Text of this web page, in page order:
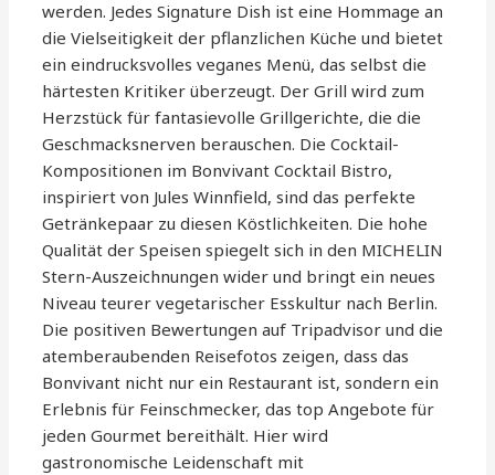
werden. Jedes Signature Dish ist eine Hommage an
die Vielseitigkeit der pflanzlichen Küche und bietet
ein eindrucksvolles veganes Menü, das selbst die
härtesten Kritiker überzeugt. Der Grill wird zum
Herzstück für fantasievolle Grillgerichte, die die
Geschmacksnerven berauschen. Die Cocktail-
Kompositionen im Bonvivant Cocktail Bistro,
inspiriert von Jules Winnfield, sind das perfekte
Getränkepaar zu diesen Köstlichkeiten. Die hohe
Qualität der Speisen spiegelt sich in den MICHELIN
Stern-Auszeichnungen wider und bringt ein neues
Niveau teurer vegetarischer Esskultur nach Berlin.
Die positiven Bewertungen auf Tripadvisor und die
atemberaubenden Reisefotos zeigen, dass das
Bonvivant nicht nur ein Restaurant ist, sondern ein
Erlebnis für Feinschmecker, das top Angebote für
jeden Gourmet bereithält. Hier wird
gastronomische Leidenschaft mit